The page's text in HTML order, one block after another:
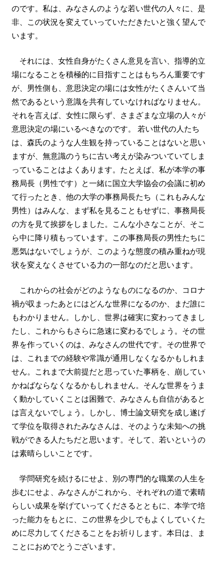
のです。私は、みなさんのような若い世代の人々に、是
非、この状況を変えていっていただきたいと強く望んで
います。
それには、女性自身がたくさん意見を言い、指導的立
場になることを積極的に目指すことはもちろん重要です
が、男性側も、意思決定の場には女性がたくさんいて当
然であるという意識を共有していなければなりません。
それを言えば、女性に限らず、さまざまな立場の人々が
意思決定の場にいるべきなのです。 若い世代の人たち
は、森氏のような人生観を持っていることはないと思い
ますが、無意識のうちに古い考えが染みついていてしま
っていることはよくあります。たとえば、私が本学の事
務局長（男性です）と一緒に国立大学協会の会議に初め
て行ったとき、他の大学の事務局長たち（これもみんな
男性）はみんな、まず私を見ることもせずに、事務局長
の方を見て挨拶をしました。こんな小さなことが、そこ
ら中に降り積もっています。この事務局長の男性たちに
悪気はないでしょうが、このような態度の積み重ねが現
状を変えなくさせている力の一部なのだと思います。
これからの社会がどのようなものになるのか、コロナ
禍が収まったあとにはどんな世界になるのか、まだ誰に
もわかりません。しかし、世界は確実に変わってきまし
たし、これからもさらに急速に変わるでしょう。その世
界を作っていくのは、みなさんの世代です。その世界で
は、これまでの経験や常識が通用しなくなるかもしれま
せん。これまで大前提だと思っていた事柄を、崩してい
かねばならなくなるかもしれません。そんな世界をうま
く動かしていくことは困難で、みなさんも自信があると
は言えないでしょう。しかし、博士論文研究を成し遂げ
て学位を取得されたみなさんは、そのような未知への挑
戦ができる人たちだと思います。そして、若いというの
は素晴らしいことです。
学問研究を続けるにせよ、別の専門的な職業の人生を
歩むにせよ、みなさんがこれから、それぞれの道で素晴
らしい成果を挙げていってくださるとともに、本学で培
った能力をもとに、この世界を少しでもよくしていくた
めに尽力してくださることをお祈りします。本日は、ま
ことにおめでとうございます。